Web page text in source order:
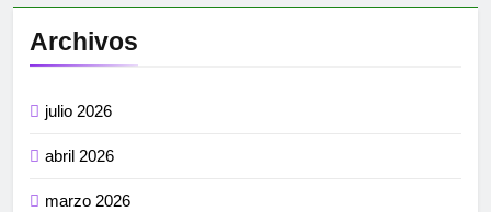
Archivos
julio 2026
abril 2026
marzo 2026